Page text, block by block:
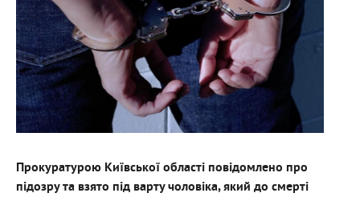
Прокуратурою Київської області повідомлено про
підозру та взято під варту чоловіка, який до смерті